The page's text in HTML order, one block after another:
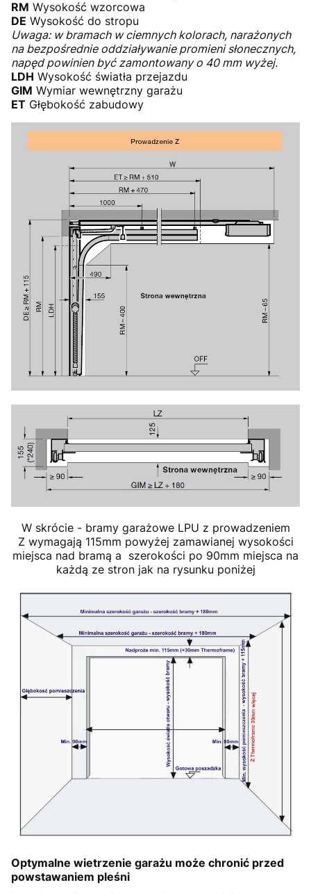
RM Wysokość wzorcowa
DE Wysokość do stropu
Uwaga: w bramach w ciemnych kolorach, narażonych
na bezpośrednie oddziaływanie promieni słonecznych,
napęd powinien być zamontowany o 40 mm wyżej.
LDH Wysokość światła przejazdu
GIM Wymiar wewnętrzny garażu
ET Głębokość zabudowy
W skrócie - bramy garażowe LPU z prowadzeniem
Z wymagają 115mm powyżej zamawianej wysokości
miejsca nad bramą a szerokości po 90mm miejsca na
każdą ze stron jak na rysunku poniżej
Optymalne wietrzenie garażu może chronić przed
powstawaniem pleśni